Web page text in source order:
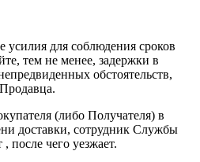
для соблюдения сроков
тем не менее, задержки в
обстоятельств,
(либо Получателя) в
доставки, сотрудник Службы
после чего уезжает.